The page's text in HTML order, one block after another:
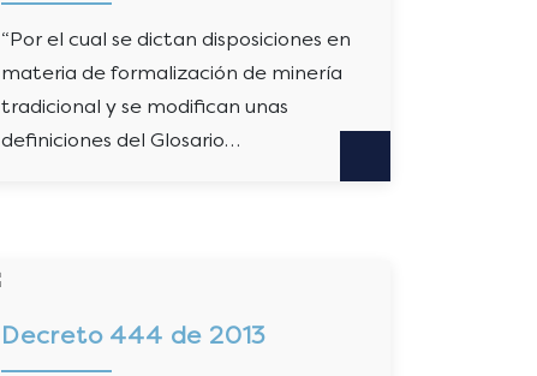
“Por el cual se dictan disposiciones en
materia de formalización de minería
tradicional y se modifican unas
definiciones del Glosario…
Decreto 444 de 2013